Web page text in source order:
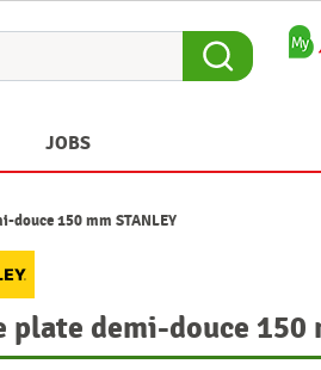
JOBS
douce 150 mm STANLEY
plate demi-douce 150